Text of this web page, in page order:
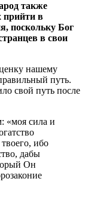
также
прийти в
поскольку Бог
в свои
нашему
путь.
свой путь после
«моя сила и
ибо
дабы
Он